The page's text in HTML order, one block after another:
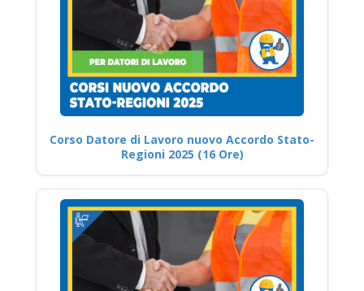
Corso Datore di Lavoro nuovo Accordo Stato-
Regioni 2025 (16 Ore)